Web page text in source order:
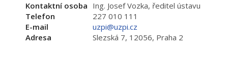
Kontaktní osoba Ing. Josef Vozka, ředitel ústavu
Telefon
227 010 111
E-mail
uzpi@uzpi.cz
Adresa
Slezská 7, 12056, Praha 2